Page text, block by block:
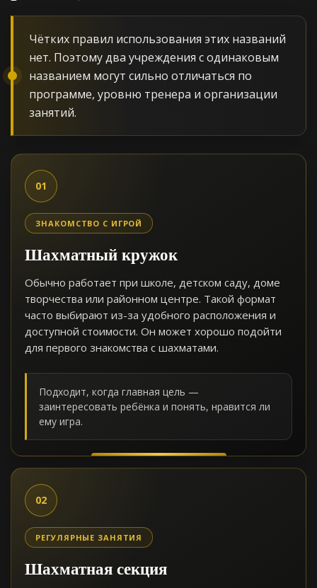
Чётких правил использования этих названий
нет. Поэтому два учреждения с одинаковым
названием могут сильно отличаться по
программе, уровню тренера и организации
занятий.
01
ЗНАКОМСТВО С ИГРОЙ
Шахматный кружок
Обычно работает при школе, детском саду, доме
творчества или районном центре. Такой формат
часто выбирают из-за удобного расположения и
доступной стоимости. Он может хорошо подойти
для первого знакомства с шахматами.
Подходит, когда главная цель —
заинтересовать ребёнка и понять, нравится ли
ему игра.
02
РЕГУЛЯРНЫЕ ЗАНЯТИЯ
Шахматная секция